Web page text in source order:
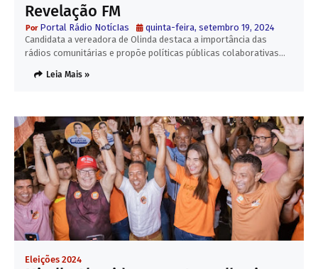
Revelação FM
Portal Rádio NotícIas
quinta-feira, setembro 19, 2024
Candidata a vereadora de Olinda destaca a importância das
rádios comunitárias e propõe políticas públicas colaborativas…
Leia Mais »
Eleições 2024